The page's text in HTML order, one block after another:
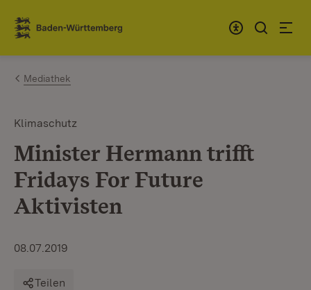
Zum Inhalt springen
Link zur Startseite
Mediathek
Klimaschutz
Minister Hermann trifft
Fridays For Future
Aktivisten
08.07.2019
Teilen